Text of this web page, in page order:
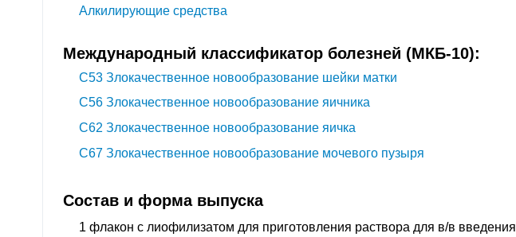
Алкилирующие средства
Международный классификатор болезней (МКБ-10):
C53 Злокачественное новообразование шейки матки
C56 Злокачественное новообразование яичника
C62 Злокачественное новообразование яичка
C67 Злокачественное новообразование мочевого пузыря
Состав и форма выпуска
1 флакон с лиофилизатом для приготовления раствора для в/в введения